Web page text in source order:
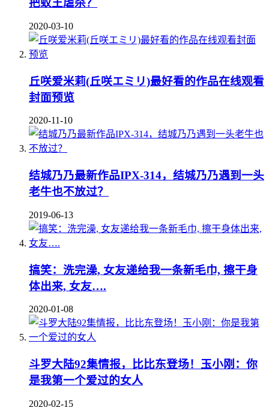
把蚁王虐杀？
2020-03-10
丘咲爱米莉(丘咲エミリ)最好看的作品在线观看
封面预览
2020-11-10
结城乃乃最新作品IPX-314，结城乃乃遇到一头
老牛也不放过？
2019-06-13
搞笑：洗完澡, 女友递给我一条新毛巾, 擦干身
体出来, 女友….
2020-01-08
斗罗大陆92集情报，比比东登场！玉小刚：你
是我第一个爱过的女人
2020-02-15